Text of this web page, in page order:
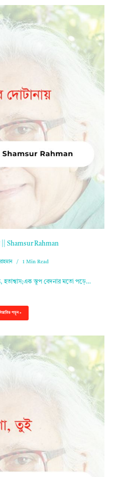
|| Shamsur Rahman
1 Min Read
হতাশ্বাস;এক স্তূপ বেদনার মতো পড়ে…
বিস্তারিত পড়ুন »